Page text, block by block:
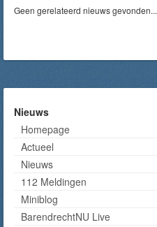
Geen gerelateerd nieuws gevonden...
Nieuws
Homepage
Actueel
Nieuws
112 Meldingen
Miniblog
BarendrechtNU Live